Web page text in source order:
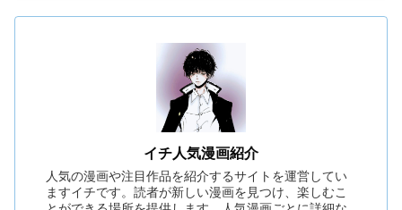
イチ人気漫画紹介
人気の漫画や注目作品を紹介するサイトを運営してい
ますイチです。読者が新しい漫画を見つけ、楽しむこ